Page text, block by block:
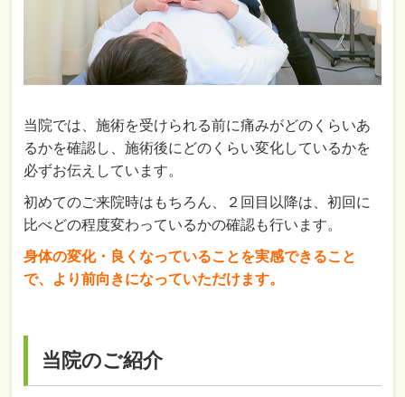
当院では、施術を受けられる前に痛みがどのくらいあ
るかを確認し、施術後にどのくらい変化しているかを
必ずお伝えしています。
初めてのご来院時はもちろん、２回目以降は、初回に
比べどの程度変わっているかの確認も行います。
身体の変化・良くなっていることを実感できること
で、より前向きになっていただけます。
当院のご紹介